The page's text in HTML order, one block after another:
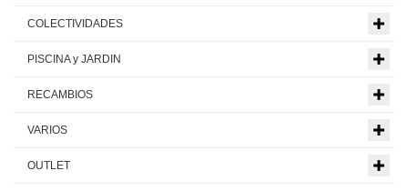
COLECTIVIDADES
PISCINA y JARDIN
RECAMBIOS
VARIOS
OUTLET